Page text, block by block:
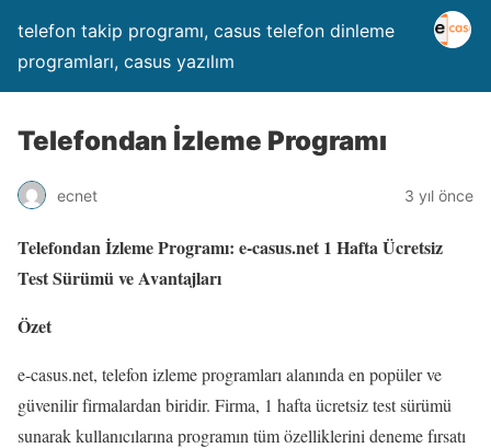
telefon takip programı, casus telefon dinleme
programları, casus yazılım
Telefondan İzleme Programı
ecnet 3 yıl önce
Telefondan İzleme Programı: e-casus.net 1 Hafta Ücretsiz
Test Sürümü ve Avantajları
Özet
e-casus.net, telefon izleme programları alanında en popüler ve
güvenilir firmalardan biridir. Firma, 1 hafta ücretsiz test sürümü
sunarak kullanıcılarına programın tüm özelliklerini deneme fırsatı